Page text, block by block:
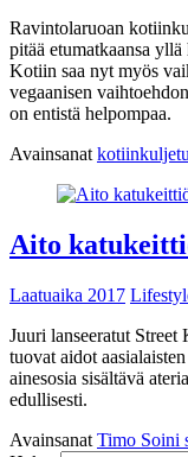
Ravintolaruoan
pitää etumatkaansa
Kotiin saa nyt myös
vegaanisen
on entistä helpompaa.
Avainsanat
Aito
Laatuaika 2017
Juuri lanseeratut
tuovat aidot
ainesosia sisältävä
edullisesti.
Avainsanat Timo Soini